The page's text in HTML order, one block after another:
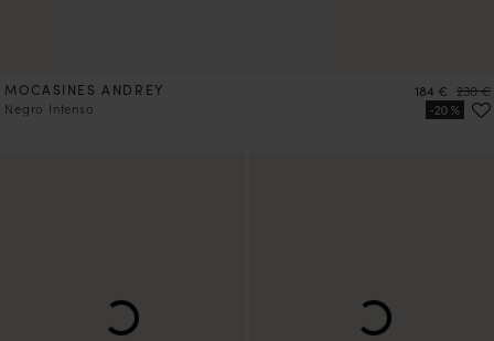
MOCASINES ANDREY
Negro Intenso
Precio
184 € Precio
230 €